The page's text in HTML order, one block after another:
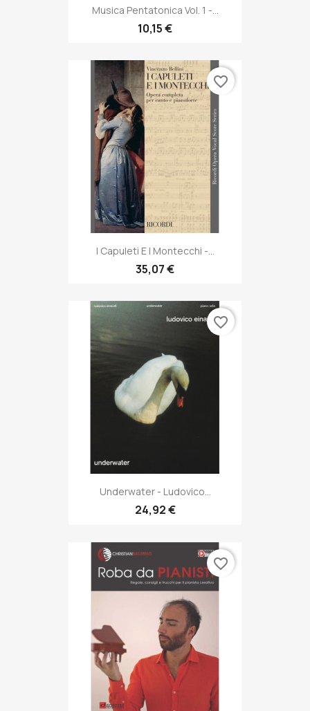
Musica Pentatonica Vol. 1 -...
10,15 €
I Capuleti E I Montecchi -...
35,07 €
favorite_border
Underwater - Ludovico...
24,92 €
favorite_border
favorite_border